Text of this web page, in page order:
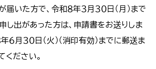
いた方で、令和８年３月３０日（月）まで
し出があった方は、申請書をお送りしま
６月３０日（火）（消印有効）までに郵送ま
ください。